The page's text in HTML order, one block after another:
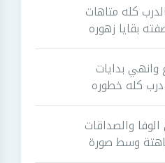
كله متاهات
بقايا زهوره
وانهي بدايات
درب كله خطوره
والصداقات
وسط صورة